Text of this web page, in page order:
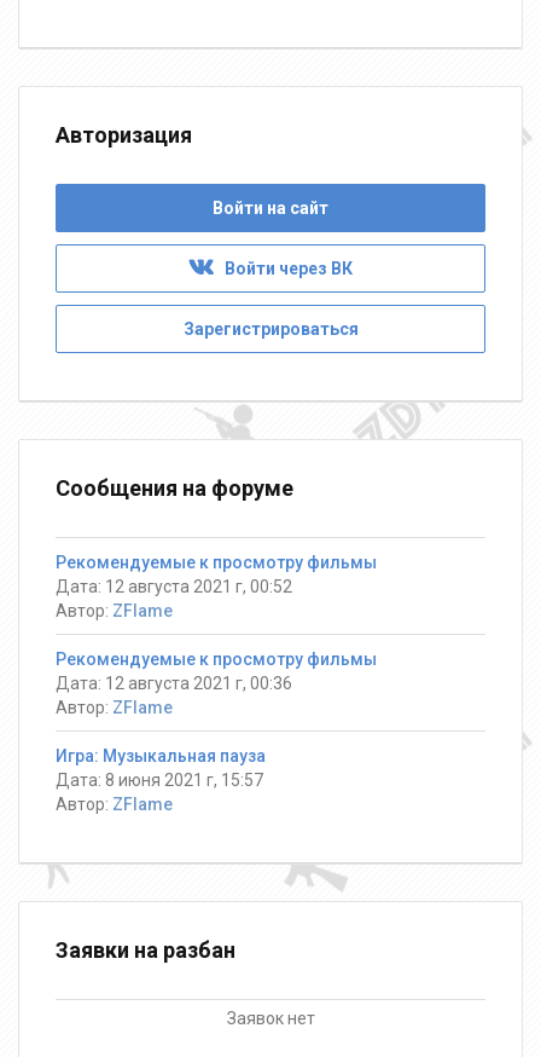
Авторизация
Войти на сайт
Войти через ВК
Зарегистрироваться
Сообщения на форуме
Рекомендуемые к просмотру фильмы
Дата: 12 августа 2021 г, 00:52
Автор: ZFlame
Рекомендуемые к просмотру фильмы
Дата: 12 августа 2021 г, 00:36
Автор: ZFlame
Игра: Музыкальная пауза
Дата: 8 июня 2021 г, 15:57
Автор: ZFlame
Заявки на разбан
Заявок нет